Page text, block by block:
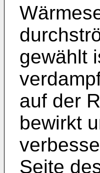
gewählt
auf der
bewirkt
Seite